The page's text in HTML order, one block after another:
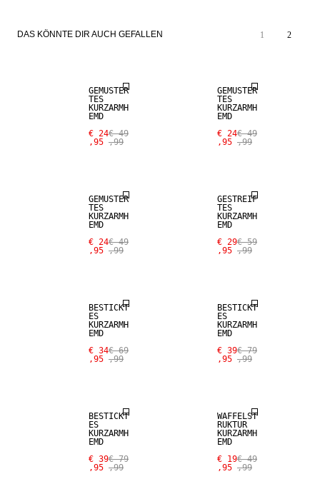
DAS KÖNNTE DIR AUCH GEFALLEN 1
2
GEMUSTER
TES
KURZARMH
EMD
€ 24
,95
€ 49
,99
GEMUSTER
TES
KURZARMH
EMD
€ 24
,95
€ 49
,99
GEMUSTER
TES
KURZARMH
EMD
€ 24
,95
€ 49
,99
GESTREIF
TES
KURZARMH
EMD
€ 29
,95
€ 59
,99
BESTICKT
ES
KURZARMH
EMD
€ 34
,95
€ 69
,99
BESTICKT
ES
KURZARMH
EMD
€ 39
,95
€ 79
,99
BESTICKT
ES
KURZARMH
EMD
€ 39
,95
€ 79
,99
WAFFELST
RUKTUR
KURZARMH
EMD
€ 19
,95
€ 49
,99